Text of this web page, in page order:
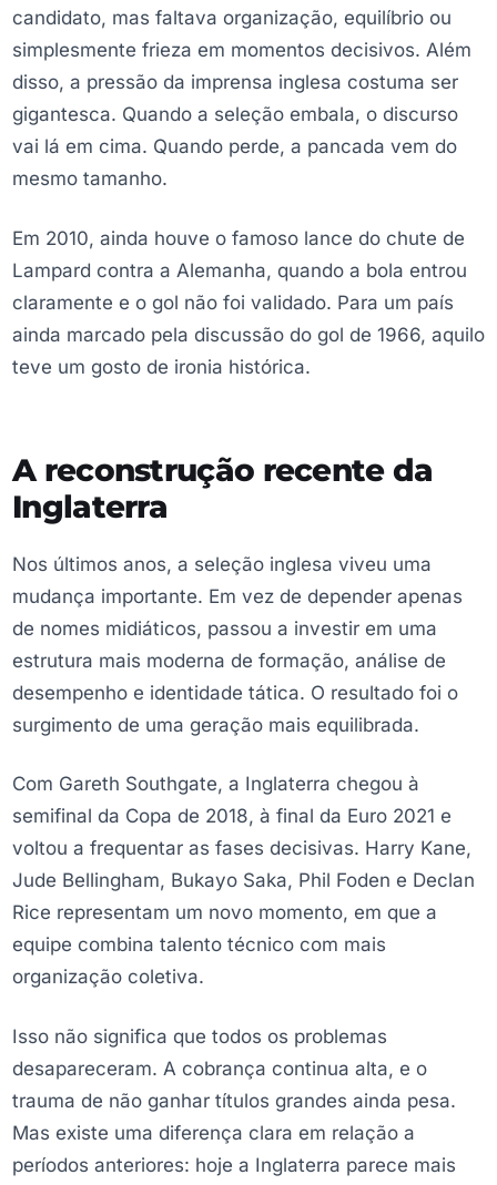
candidato, mas faltava organização, equilíbrio ou
simplesmente frieza em momentos decisivos. Além
disso, a pressão da imprensa inglesa costuma ser
gigantesca. Quando a seleção embala, o discurso
vai lá em cima. Quando perde, a pancada vem do
mesmo tamanho.
Em 2010, ainda houve o famoso lance do chute de
Lampard contra a Alemanha, quando a bola entrou
claramente e o gol não foi validado. Para um país
ainda marcado pela discussão do gol de 1966, aquilo
teve um gosto de ironia histórica.
A reconstrução recente da
Inglaterra
Nos últimos anos, a seleção inglesa viveu uma
mudança importante. Em vez de depender apenas
de nomes midiáticos, passou a investir em uma
estrutura mais moderna de formação, análise de
desempenho e identidade tática. O resultado foi o
surgimento de uma geração mais equilibrada.
Com Gareth Southgate, a Inglaterra chegou à
semifinal da Copa de 2018, à final da Euro 2021 e
voltou a frequentar as fases decisivas. Harry Kane,
Jude Bellingham, Bukayo Saka, Phil Foden e Declan
Rice representam um novo momento, em que a
equipe combina talento técnico com mais
organização coletiva.
Isso não significa que todos os problemas
desapareceram. A cobrança continua alta, e o
trauma de não ganhar títulos grandes ainda pesa.
Mas existe uma diferença clara em relação a
períodos anteriores: hoje a Inglaterra parece mais